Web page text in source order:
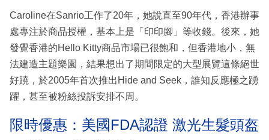
Caroline在Sanrio工作了20年，她說直至90年代，香港辦事
處專注於商品授權，基本上是「印印腳」等收錢。後來，她
發覺香港的Hello Kitty商品市場已很飽和，但香港地小，無
法建造主題樂園，結果想出了期間限定的大型展覽這條絕世
好蹺，於2005年首次推出Hide and Seek，誰知反應極之踴
躍，甚至被粉絲投訴安排不周。
限時優惠：美國FDA認證 激光生髮頭盔